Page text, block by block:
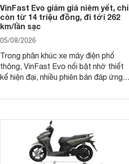
VinFast Evo giảm giá niêm yết, chỉ
còn từ 14 triệu đồng, đi tới 262
km/lần sạc
05/08/2026
Trong phân khúc xe máy điện phổ
thông, VinFast Evo nổi bật nhờ thiết
kế hiện đại, nhiều phiên bản đáp ứng
nhắc hơn với khách hàng đang tìm
kiếm xe điện đi lại hằng ngày.